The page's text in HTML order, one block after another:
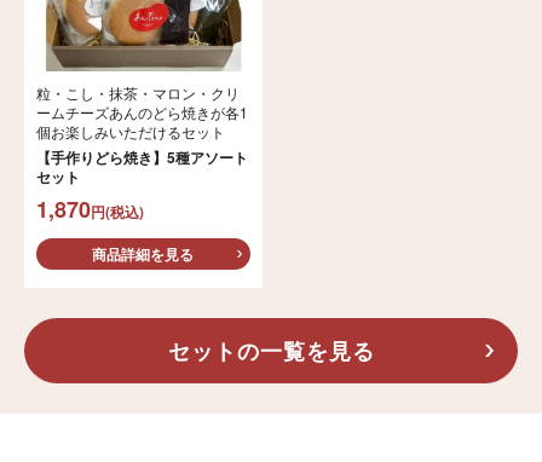
【手作りどら焼き】5種アソート
セット
粒・こし・抹茶・マロン・クリ
ームチーズあんのどら焼きが各1
個お楽しみいただけるセット
1,870円(税込)
商品詳細を見る
セットの一覧を見る